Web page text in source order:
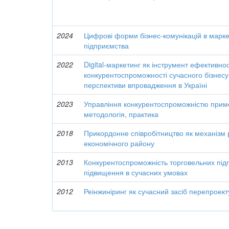
2024
Цифрові форми бізнес-комунікацій в
підприємства
2022
Digital-маркетинг як інструмент
конкурентоспроможності сучасного
перспективи впровадження в Україні
2023
Управління конкурентоспроможністю
методологія, практика
2018
Прикордонне співробітництво як механізм
економічного району
2013
Конкурентоспроможність торговельних
підвищення в сучасних умовах
2012
Реінжиніринг як сучасний засіб